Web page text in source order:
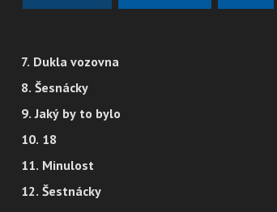
7. Dukla vozovna
8. Šesnácky
9. Jaký by to bylo
10. 18
11. Minulost
12. Šestnácky